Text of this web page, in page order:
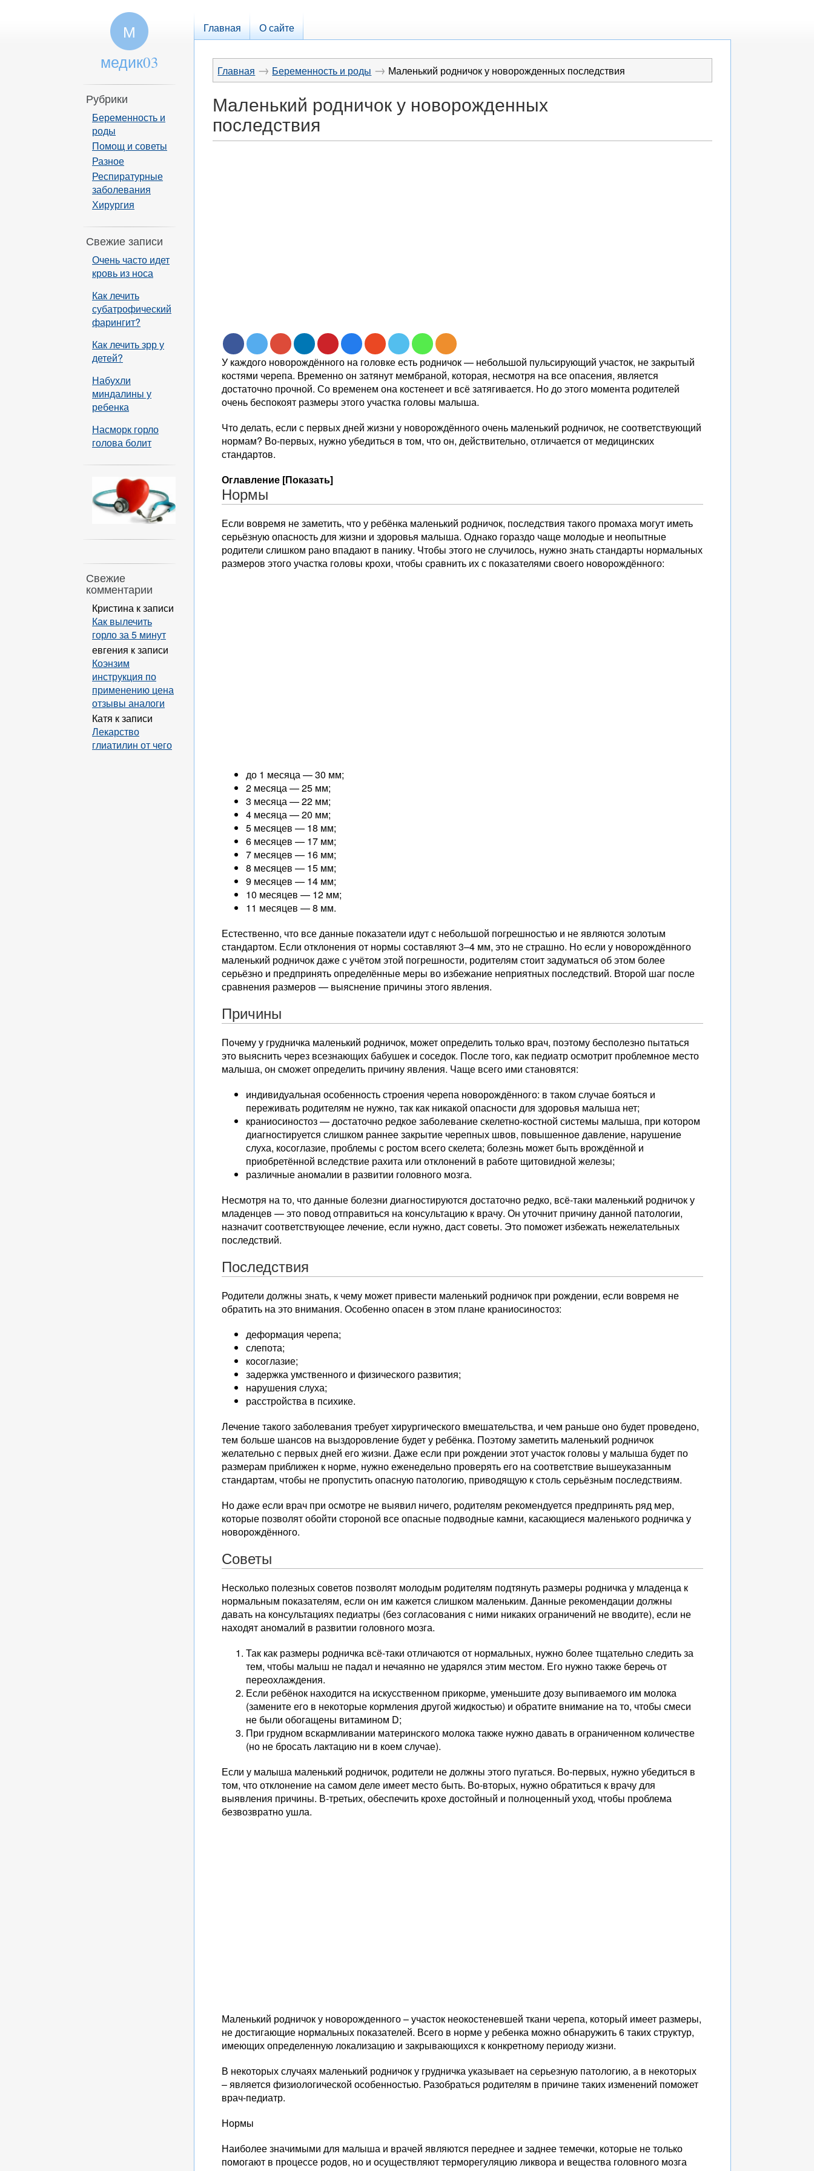
Главная О сайте
Главная → Беременность и роды → Маленький родничок у новорожденных последствия
Маленький родничок у новорожденных
последствия
У каждого новорождённого на головке есть родничок — небольшой пульсирующий участок, не закрытый
костями черепа. Временно он затянут мембраной, которая, несмотря на все опасения, является
достаточно прочной. Со временем она костенеет и всё затягивается. Но до этого момента родителей
очень беспокоят размеры этого участка головы малыша.
Что делать, если с первых дней жизни у новорождённого очень маленький родничок, не соответствующий
нормам? Во-первых, нужно убедиться в том, что он, действительно, отличается от медицинских
стандартов.
Оглавление [Показать]
Нормы
Если вовремя не заметить, что у ребёнка маленький родничок, последствия такого промаха могут иметь
серьёзную опасность для жизни и здоровья малыша. Однако гораздо чаще молодые и неопытные
родители слишком рано впадают в панику. Чтобы этого не случилось, нужно знать стандарты нормальных
размеров этого участка головы крохи, чтобы сравнить их с показателями своего новорождённого:
до 1 месяца — 30 мм;
2 месяца — 25 мм;
3 месяца — 22 мм;
4 месяца — 20 мм;
5 месяцев — 18 мм;
6 месяцев — 17 мм;
7 месяцев — 16 мм;
8 месяцев — 15 мм;
9 месяцев — 14 мм;
10 месяцев — 12 мм;
11 месяцев — 8 мм.
Естественно, что все данные показатели идут с небольшой погрешностью и не являются золотым
стандартом. Если отклонения от нормы составляют 3–4 мм, это не страшно. Но если у новорождённого
маленький родничок даже с учётом этой погрешности, родителям стоит задуматься об этом более
серьёзно и предпринять определённые меры во избежание неприятных последствий. Второй шаг после
сравнения размеров — выяснение причины этого явления.
Причины
Почему у грудничка маленький родничок, может определить только врач, поэтому бесполезно пытаться
это выяснить через всезнающих бабушек и соседок. После того, как педиатр осмотрит проблемное место
малыша, он сможет определить причину явления. Чаще всего ими становятся:
индивидуальная особенность строения черепа новорождённого: в таком случае бояться и
переживать родителям не нужно, так как никакой опасности для здоровья малыша нет;
краниосиностоз — достаточно редкое заболевание скелетно-костной системы малыша, при котором
диагностируется слишком раннее закрытие черепных швов, повышенное давление, нарушение
слуха, косоглазие, проблемы с ростом всего скелета; болезнь может быть врождённой и
приобретённой вследствие рахита или отклонений в работе щитовидной железы;
различные аномалии в развитии головного мозга.
Несмотря на то, что данные болезни диагностируются достаточно редко, всё-таки маленький родничок у
младенцев — это повод отправиться на консультацию к врачу. Он уточнит причину данной патологии,
назначит соответствующее лечение, если нужно, даст советы. Это поможет избежать нежелательных
последствий.
Последствия
Родители должны знать, к чему может привести маленький родничок при рождении, если вовремя не
обратить на это внимания. Особенно опасен в этом плане краниосиностоз:
деформация черепа;
слепота;
косоглазие;
задержка умственного и физического развития;
нарушения слуха;
расстройства в психике.
Лечение такого заболевания требует хирургического вмешательства, и чем раньше оно будет проведено,
тем больше шансов на выздоровление будет у ребёнка. Поэтому заметить маленький родничок
желательно с первых дней его жизни. Даже если при рождении этот участок головы у малыша будет по
размерам приближен к норме, нужно еженедельно проверять его на соответствие вышеуказанным
стандартам, чтобы не пропустить опасную патологию, приводящую к столь серьёзным последствиям.
Но даже если врач при осмотре не выявил ничего, родителям рекомендуется предпринять ряд мер,
которые позволят обойти стороной все опасные подводные камни, касающиеся маленького родничка у
новорождённого.
Советы
Несколько полезных советов позволят молодым родителям подтянуть размеры родничка у младенца к
нормальным показателям, если он им кажется слишком маленьким. Данные рекомендации должны
давать на консультациях педиатры (без согласования с ними никаких ограничений не вводите), если не
находят аномалий в развитии головного мозга.
Так как размеры родничка всё-таки отличаются от нормальных, нужно более тщательно следить за
тем, чтобы малыш не падал и нечаянно не ударялся этим местом. Его нужно также беречь от
переохлаждения.
Если ребёнок находится на искусственном прикорме, уменьшите дозу выпиваемого им молока
(замените его в некоторые кормления другой жидкостью) и обратите внимание на то, чтобы смеси
не были обогащены витамином D;
При грудном вскармливании материнского молока также нужно давать в ограниченном количестве
(но не бросать лактацию ни в коем случае).
Если у малыша маленький родничок, родители не должны этого пугаться. Во-первых, нужно убедиться в
том, что отклонение на самом деле имеет место быть. Во-вторых, нужно обратиться к врачу для
выявления причины. В-третьих, обеспечить крохе достойный и полноценный уход, чтобы проблема
безвозвратно ушла.
Маленький родничок у новорожденного – участок неокостеневшей ткани черепа, который имеет размеры,
не достигающие нормальных показателей. Всего в норме у ребенка можно обнаружить 6 таких структур,
имеющих определенную локализацию и закрывающихся к конкретному периоду жизни.
В некоторых случаях маленький родничок у грудничка указывает на серьезную патологию, а в некоторых
– является физиологической особенностью. Разобраться родителям в причине таких изменений поможет
врач-педиатр.
Нормы
Наиболее значимыми для малыша и врачей являются переднее и заднее темечки, которые не только
помогают в процессе родов, но и осуществляют терморегуляцию ликвора и вещества головного мозга
М
медик03
Рубрики
Беременность и
роды
Помощ и советы
Разное
Респиратурные
заболевания
Хирургия
Свежие записи
Очень часто идет
кровь из носа
Как лечить
субатрофический
фарингит?
Как лечить зрр у
детей?
Набухли
миндалины у
ребенка
Насморк горло
голова болит
Свежие
комментарии
Кристина к записи
Как вылечить
горло за 5 минут
евгения к записи
Коэнзим
инструкция по
применению цена
отзывы аналоги
Катя к записи
Лекарство
глиатилин от чего